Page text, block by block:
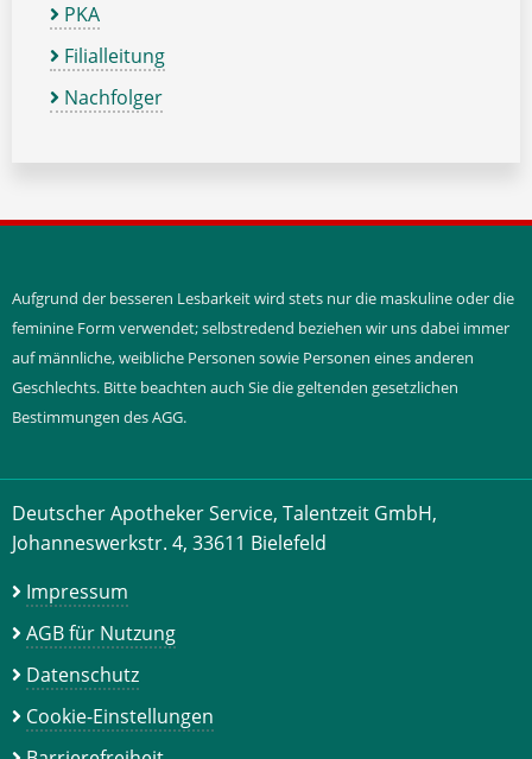
PKA
Filialleitung
Nachfolger
Aufgrund der besseren Lesbarkeit wird stets nur die maskuline oder die
feminine Form verwendet; selbstredend beziehen wir uns dabei immer
auf männliche, weibliche Personen sowie Personen eines anderen
Geschlechts. Bitte beachten auch Sie die geltenden gesetzlichen
Bestimmungen des AGG.
Deutscher Apotheker Service, Talentzeit GmbH,
Johanneswerkstr. 4, 33611 Bielefeld
Impressum
AGB für Nutzung
Datenschutz
Cookie-Einstellungen